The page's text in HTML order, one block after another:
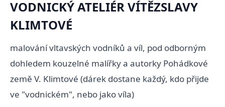
VODNICKÝ ATELIÉR VÍTĚZSLAVY
KLIMTOVÉ
malování vltavských vodníků a víl, pod odborným
dohledem kouzelné malířky a autorky Pohádkové
země V. Klimtové (dárek dostane každý, kdo přijde
ve "vodnickém", nebo jako víla)